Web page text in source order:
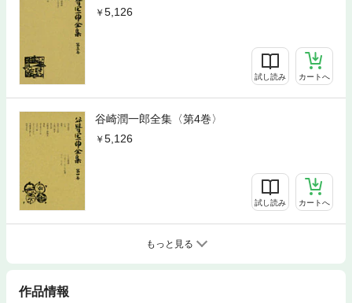
5,126
試し読み カートへ
谷崎潤一郎全集〈第4巻〉
5,126
試し読み カートへ
もっと見る
作品情報